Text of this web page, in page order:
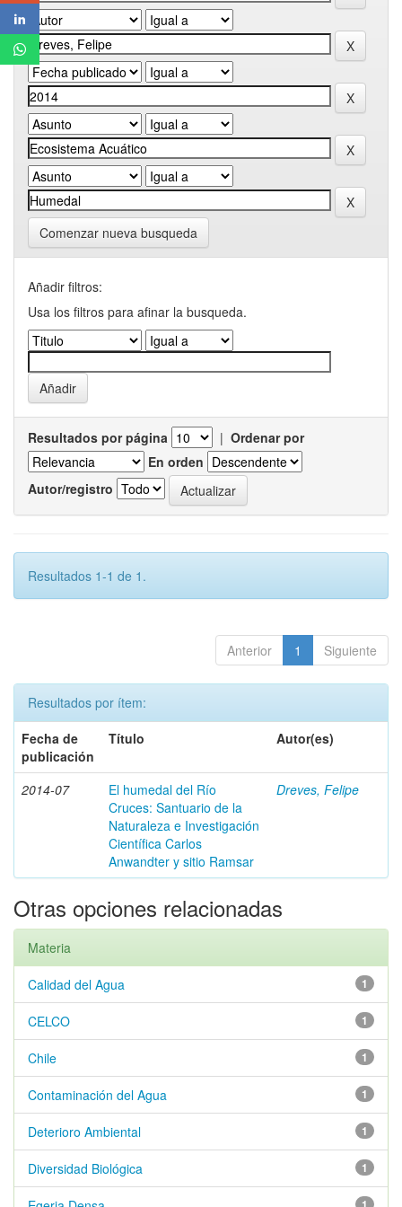
Comenzar nueva busqueda
Añadir filtros:
Usa los filtros para afinar la busqueda.
Resultados por página | Ordenar por
En orden
Autor/registro
Resultados 1-1 de 1.
Anterior 1 Siguiente
Resultados por ítem:
Fecha de
publicación
Título Autor(es)
2014-07
El humedal del Río
Cruces: Santuario de la
Naturaleza e Investigación
Científica Carlos
Anwandter y sitio Ramsar
Dreves, Felipe
Otras opciones relacionadas
Materia
1
Calidad del Agua
1
CELCO
1
Chile
1
Contaminación del Agua
1
Deterioro Ambiental
1
Diversidad Biológica